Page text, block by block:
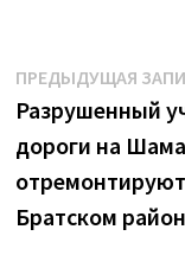
Навигация
по
записям
ПРЕДЫДУЩАЯ
Разрушенный
дороги на
Братском